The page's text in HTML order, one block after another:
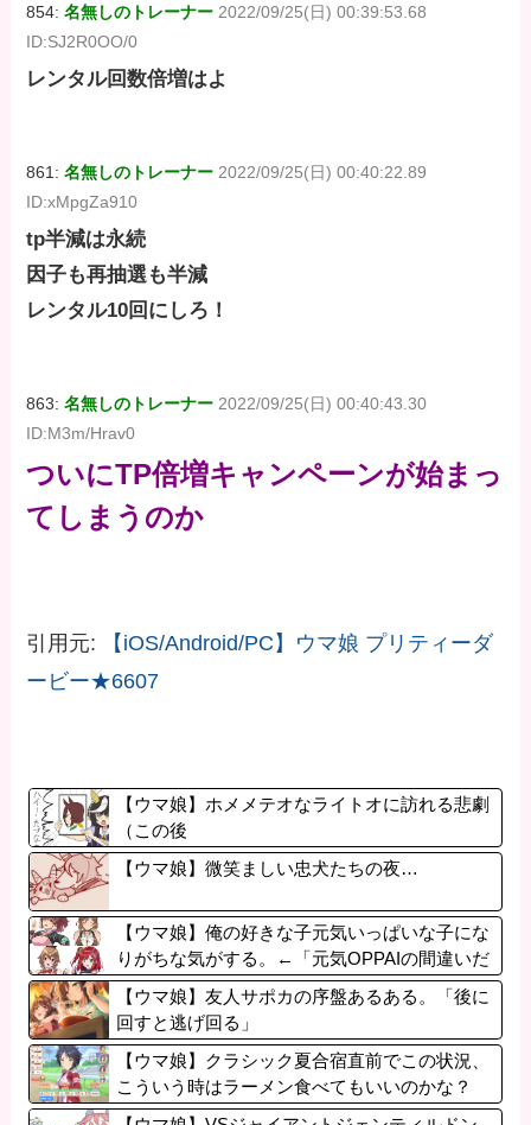
854:名無しのトレーナー 2022/09/25(日) 00:39:53.68
ID:SJ2R0OO/0
レンタル回数倍増はよ
861:名無しのトレーナー 2022/09/25(日) 00:40:22.89
ID:xMpgZa910
tp半減は永続
因子も再抽選も半減
レンタル10回にしろ！
863:名無しのトレーナー 2022/09/25(日) 00:40:43.30
ID:M3m/Hrav0
ついにTP倍増キャンペーンが始まっ
てしまうのか
引用元:
【iOS/Android/PC】ウマ娘 プリティーダ
ービー★6607
【ウマ娘】ホメメテオなライトオに訪れる悲劇
（この後
【ウマ娘】微笑ましい忠犬たちの夜…
【ウマ娘】俺の好きな子元気いっぱいな子にな
りがちな気がする。←「元気OPPAIの間違いだ
ろ…」
【ウマ娘】友人サポカの序盤あるある。「後に
回すと逃げ回る」
【ウマ娘】クラシック夏合宿直前でこの状況、
こういう時はラーメン食べてもいいのかな？